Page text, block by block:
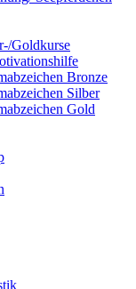
Goldkurse
Bronze
Silber
Gold